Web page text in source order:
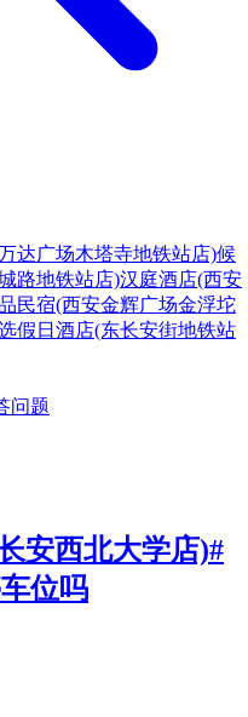
达广场木塔寺地铁站店)候
路地铁站店)汉庭酒店(西安
民宿(西安金辉广场金浮坨
假日酒店(东长安街地铁站
问题
安西北大学店)#
位吗